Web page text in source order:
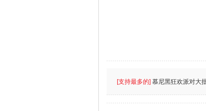
[支持最多的] 慕尼黑狂欢派对大